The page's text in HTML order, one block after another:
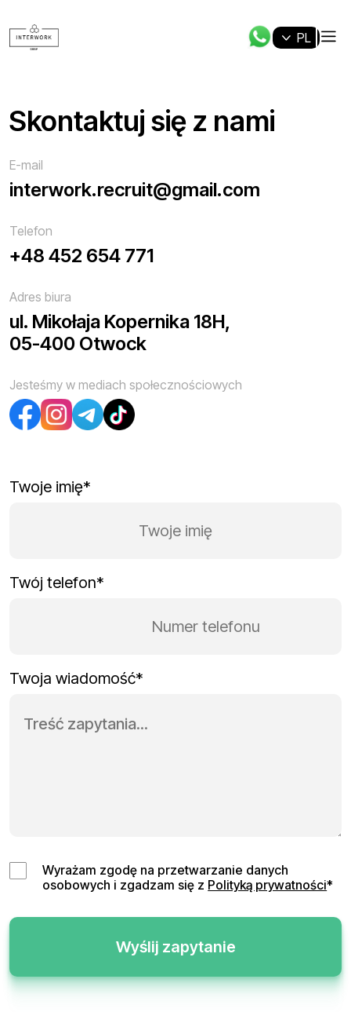
PL
Skontaktuj się z nami
E-mail
interwork.recruit@gmail.com
Telefon
+48 452 654 771
Adres biura
ul. Mikołaja Kopernika 18H,
05-400 Otwock
Jesteśmy w mediach społecznościowych
Twoje imię*
Twój telefon*
Twoja wiadomość*
Wyrażam zgodę na przetwarzanie danych
osobowych i zgadzam się z Polityką prywatności*
Wyślij zapytanie